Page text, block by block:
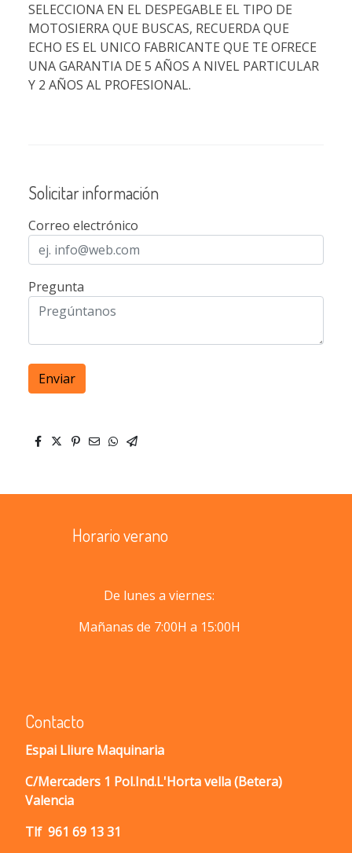
SELECCIONA EN EL DESPEGABLE EL TIPO DE
MOTOSIERRA QUE BUSCAS, RECUERDA QUE
ECHO ES EL UNICO FABRICANTE QUE TE OFRECE
UNA GARANTIA DE 5 AÑOS A NIVEL PARTICULAR
Y 2 AÑOS AL PROFESIONAL.
Solicitar información
Correo electrónico
Pregunta
Enviar
Horario verano
De lunes a viernes:
Mañanas de 7:00H a 15:00H
Contacto
Espai Lliure Maquinaria
C/Mercaders 1 Pol.Ind.L'Horta vella (Betera)
Valencia
Tlf 961 69 13 31